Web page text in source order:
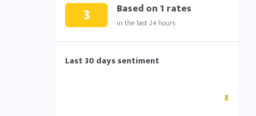
3 Based on1 rates
in the last 24 hours
Last 30 days sentiment